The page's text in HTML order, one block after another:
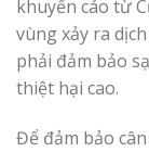
khuyến cáo từ
vùng xảy ra
phải đảm bảo
thiệt hại cao.
Để đảm bảo